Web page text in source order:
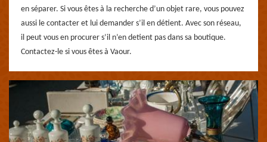
en séparer. Si vous êtes à la recherche d’un objet rare, vous pouvez
aussi le contacter et lui demander s’il en détient. Avec son réseau,
il peut vous en procurer s’il n’en detient pas dans sa boutique.
Contactez-le si vous êtes à Vaour.